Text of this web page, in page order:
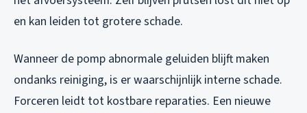
en kan leiden tot grotere schade.
Wanneer de pomp abnormale geluiden blijft maken
ondanks reiniging, is er waarschijnlijk interne schade.
Forceren leidt tot kostbare reparaties. Een nieuwe